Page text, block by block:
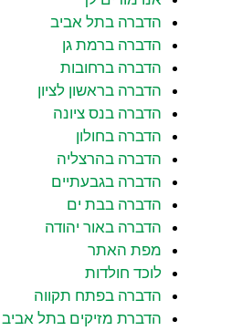
הדברה בתל אביב
הדברה ברמת גן
הדברה ברחובות
הדברה בראשון לציון
הדברה בנס ציונה
הדברה בחולון
הדברה בהרצליה
הדברה בגבעתיים
הדברה בבת ים
הדברה באור יהודה
מפת האתר
לוכד חולדות
הדברה בפתח תקווה
הדברת מזיקים בתל אביב